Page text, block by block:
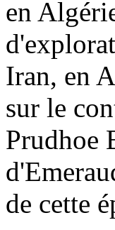
en
Iran, en
sur le
Prudhoe
de cette